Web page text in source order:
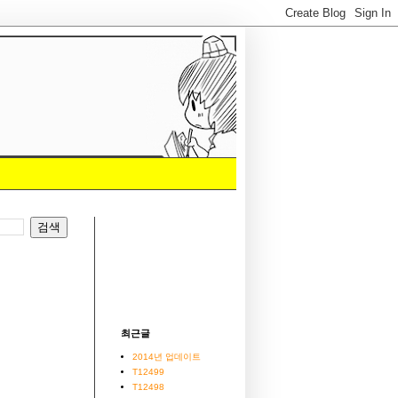
최근글
2014년 업데이트
T12499
T12498